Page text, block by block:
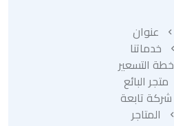
عنوان
خدماتنا
خطة التسعير
متجر البائع
شركة تابعة
المتاجر